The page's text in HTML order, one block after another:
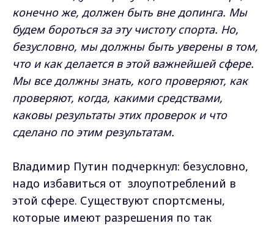
конечно же, должен быть вне допинга. Мы
будем бороться за эту чистоту спорта. Но,
безусловно, мы должны быть уверены в том,
что и как делается в этой важнейшей сфере.
Мы все должны знать, кого проверяют, как
проверяют, когда, какими средствами,
каковы результаты этих проверок и что
сделано по этим результатам.
Владимир Путин подчеркнул: безусловно,
надо избавиться от злоупотреблений в
этой сфере. Существуют спортсмены,
которые имеют разрешения по так